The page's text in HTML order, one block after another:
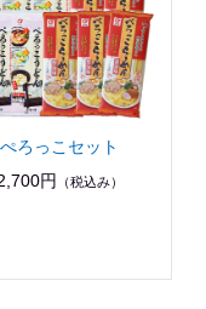
ぺろっこセット
円 （税込み）